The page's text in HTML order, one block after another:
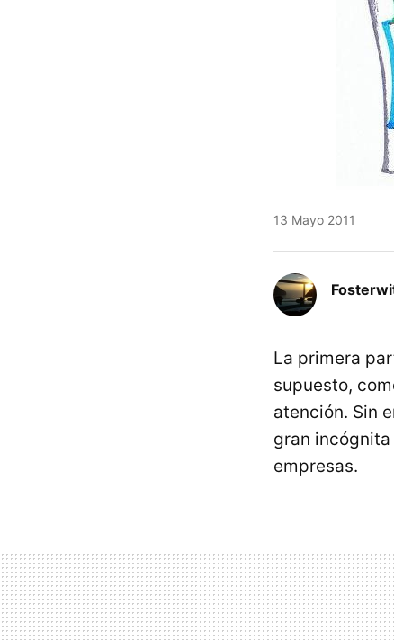
13 Mayo 2011
La primera
supuesto,
atención. Sin
gran
empresas.